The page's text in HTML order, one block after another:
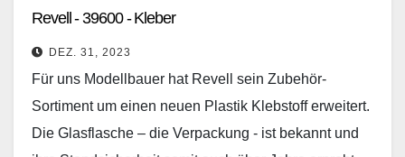
Revell - 39600 - Kleber
DEZ. 31, 2023
Für uns Modellbauer hat Revell sein Zubehör-
Sortiment um einen neuen Plastik Klebstoff erweitert.
Die Glasflasche – die Verpackung - ist bekannt und